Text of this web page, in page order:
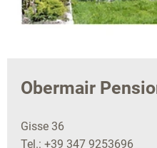
Obermair
Gisse 36
Tel.: +39 347 9253696